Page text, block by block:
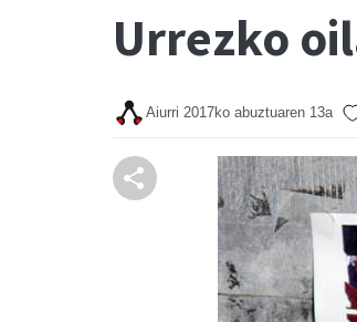
Urrezko
Aiurri 2017ko abuztuaren 13a